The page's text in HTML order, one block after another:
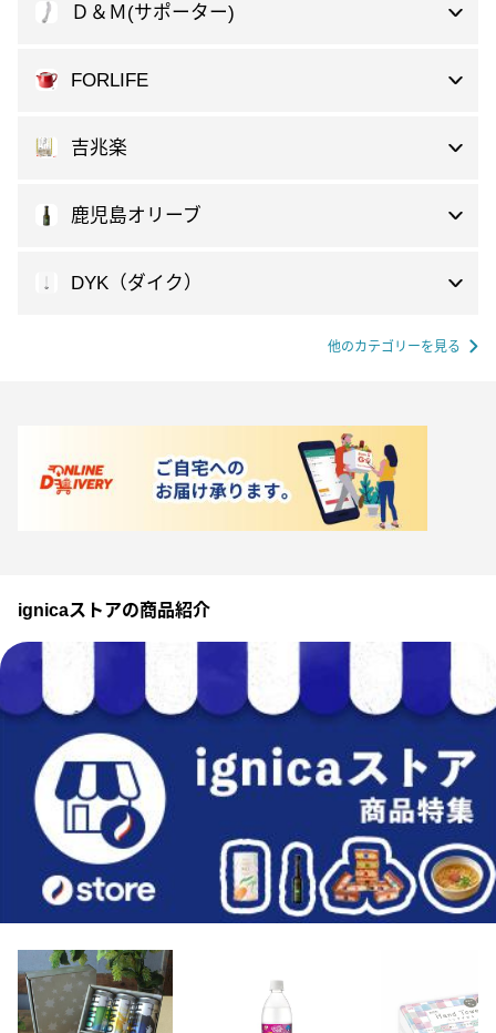
Ｄ＆Ｍ(サポーター)
FORLIFE
吉兆楽
鹿児島オリーブ
DYK（ダイク）
他のカテゴリーを見る
ignicaストアの商品紹介